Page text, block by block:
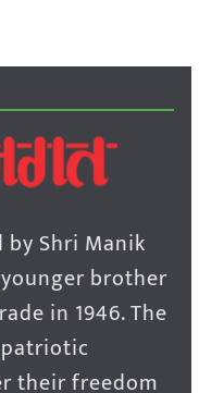
by Shri Manik
brother
in 1946. The
their freedom